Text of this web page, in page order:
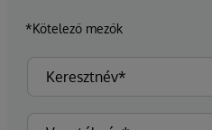
*Kötelező mezők